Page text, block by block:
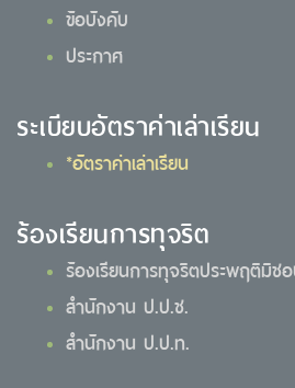
ข้อบังคับ
ประกาศ
ระเบียบอัตราค่าเล่าเรียน
*อัตราค่าเล่าเรียน
ร้องเรียนการทุจริต
ร้องเรียนการทุจริตประพฤติมิช
สำนักงาน ป.ป.ช.
สำนักงาน ป.ป.ท.